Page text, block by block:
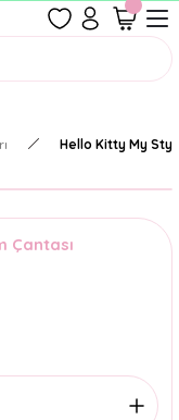
Hello Kitty My
Çantası